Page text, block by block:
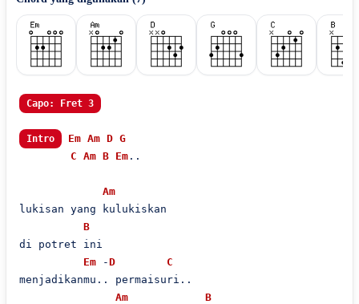
Capo: Fret 3
Intro Em Am D G
C Am B Em..
Am
lukisan yang kulukiskan
B
di potret ini
Em -D
C
menjadikanmu.. permaisuri..
Am
B